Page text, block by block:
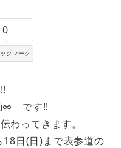
0
クマーク
∞ です!!
わってきます。
日(日)まで表参道の